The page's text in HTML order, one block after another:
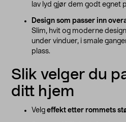
lav lyd gjør dem godt egnet
Design som passer inn
Slim, hvit og moderne
under vinduer, i smale
plass.
Slik velger du
ditt hjem
Velg effekt etter rommets